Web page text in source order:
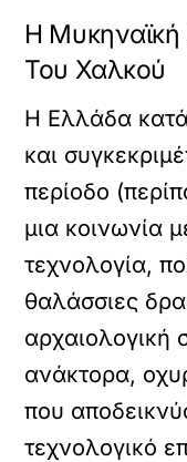
Η Μυκηναϊκή
Του Χαλκού
Η Ελλάδα
και
περίοδο
μια κοινωνία
τεχνολογία,
θαλάσσιες
αρχαιολογική
ανάκτορα,
που
τεχνολογικό